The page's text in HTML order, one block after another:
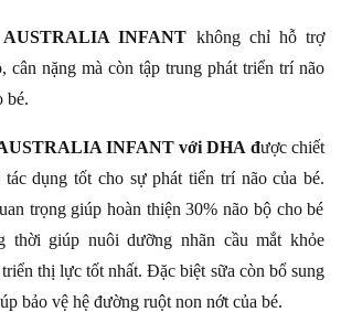
INFANT không chỉ hỗ trợ
cân nặng mà còn tập trung phát triển trí não
bé.
INFANT với DHA được chiết
dụng tốt cho sự phát tiển trí não của bé.
trọng giúp hoàn thiện 30% não bộ cho bé
thời giúp nuôi dưỡng nhãn cầu mắt khỏe
thị lực tốt nhất. Đặc biệt sữa còn bổ sung
bảo vệ hệ đường ruột non nớt của bé.